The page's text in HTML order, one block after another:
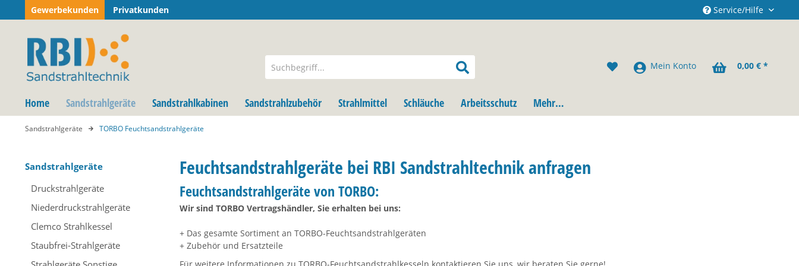
Gewerbekunden Privatkunden Service/Hilfe
Mein Konto 0,00 € *
Home Sandstrahlgeräte Sandstrahlkabinen Sandstrahlzubehör Strahlmittel Schläuche Arbeitsschutz Mehr…
Sandstrahlgeräte TORBO Feuchtsandstrahlgeräte
Sandstrahlgeräte
Druckstrahlgeräte
Niederdruckstrahlgeräte
Clemco Strahlkessel
Staubfrei-Strahlgeräte
Feuchtsandstrahlgeräte bei RBI Sandstrahltechnik anfragen
Feuchtsandstrahlgeräte von TORBO:
Wir sind TORBO Vertragshändler, Sie erhalten bei uns:
+ Das gesamte Sortiment an TORBO-Feuchtsandstrahlgeräten
+ Zubehör und Ersatzteile